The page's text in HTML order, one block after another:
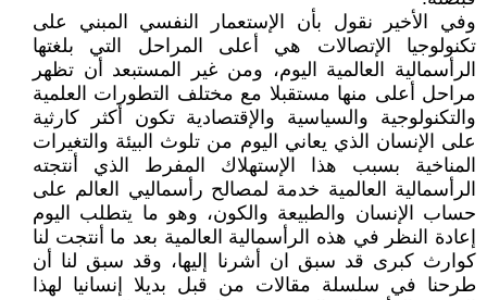
وفي الأخير نقول بأن الإستعمار النفسي المبني على
تكنولوجيا الإتصالات هي أعلى المراحل التي بلغتها
الرأسمالية العالمية اليوم، ومن غير المستبعد أن تظهر
مراحل أعلى منها مستقبلا مع مختلف التطورات العلمية
والتكنولوجية والسياسية والإقتصادية تكون أكثر كارثية
على الإنسان الذي يعاني اليوم من تلوث البيئة والتغيرات
المناخية بسبب هذا الإستهلاك المفرط الذي أنتجته
الرأسمالية العالمية خدمة لمصالح رأسماليي العالم على
حساب الإنسان والطبيعة والكون، وهو ما يتطلب اليوم
إعادة النظر في هذه الرأسمالية العالمية بعد ما أنتجت لنا
كوارث كبرى قد سبق ان أشرنا إليها، وقد سبق لنا أن
طرحنا في سلسلة مقالات من قبل بديلا إنسانيا لهذا